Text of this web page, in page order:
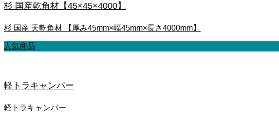
杉 国産乾角材【45×45×4000】
杉 国産 天乾角材 【厚み45mm×幅45mm×長さ4000mm】
人気商品
軽トラキャンパー
軽トラキャンパー